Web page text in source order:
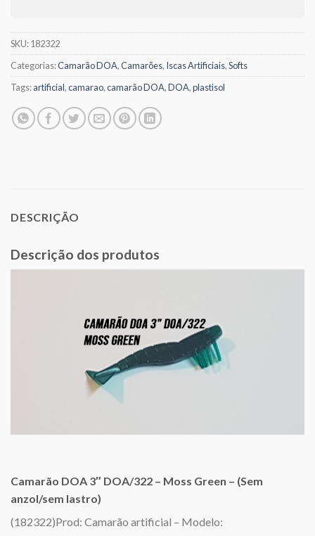
SKU:182322
Categorias:Camarão DOA,Camarões, Iscas Artificiais,Softs
Tags:artificial,camarao,camarão DOA,DOA,plastisol
DESCRIÇÃO
Descrição dos produtos
Camarão DOA 3″ DOA/322 – Moss Green – (Sem
anzol/sem lastro)
(182322)Prod: Camarão artificial – Modelo: